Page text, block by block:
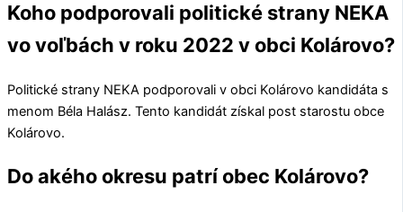
Koho podporovali politické strany NEKA
vo voľbách v roku 2022 v obci Kolárovo?
Politické strany NEKA podporovali v obci Kolárovo kandidáta s
menom Béla Halász. Tento kandidát získal post starostu obce
Kolárovo.
Do akého okresu patrí obec Kolárovo?